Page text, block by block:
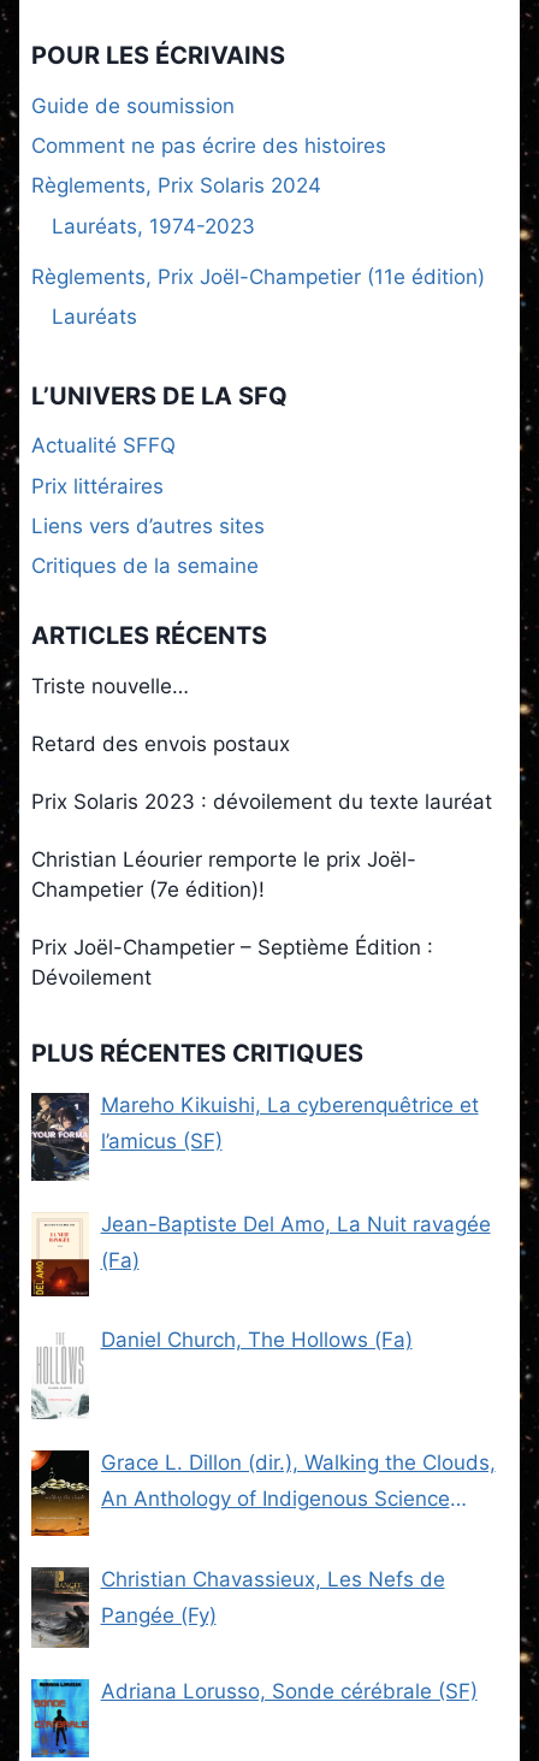
POUR LES ÉCRIVAINS
Guide de soumission
Comment ne pas écrire des histoires
Règlements, Prix Solaris 2024
Lauréats, 1974-2023
Règlements, Prix Joël-Champetier (11e édition)
Lauréats
L’UNIVERS DE LA SFQ
Actualité SFFQ
Prix littéraires
Liens vers d’autres sites
Critiques de la semaine
ARTICLES RÉCENTS
Triste nouvelle…
Retard des envois postaux
Prix Solaris 2023 : dévoilement du texte lauréat
Christian Léourier remporte le prix Joël-
Champetier (7e édition)!
Prix Joël-Champetier – Septième Édition :
Dévoilement
PLUS RÉCENTES CRITIQUES
Mareho Kikuishi, La cyberenquêtrice et
l’amicus (SF)
Jean-Baptiste Del Amo, La Nuit ravagée
(Fa)
Daniel Church, The Hollows (Fa)
Grace L. Dillon (dir.), Walking the Clouds,
An Anthology of Indigenous Science
Christian Chavassieux, Les Nefs de
Pangée (Fy)
Adriana Lorusso, Sonde cérébrale (SF)